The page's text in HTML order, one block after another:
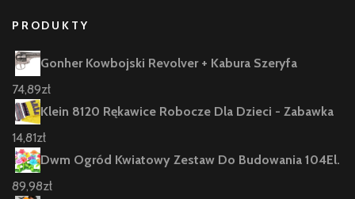
PRODUKTY
Gonher Kowbojski Revolver + Kabura Szeryfa
74,89zł
Klein 8120 Rękawice Robocze Dla Dzieci - Zabawka
14,81zł
Dwm Ogród Kwiatowy Zestaw Do Budowania 104El.
89,98zł